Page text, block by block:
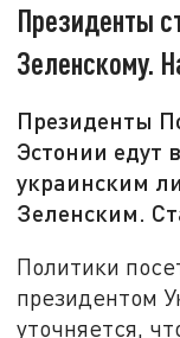
Президенты
Зеленскому.
Президенты
Эстонии едут
украинским
Зеленским.
Политики
президентом
уточняется,